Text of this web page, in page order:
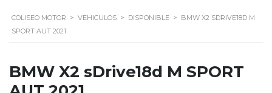
COLISEO MOTOR > VEHICULOS > DISPONIBLE > BMW X2 SDRIVE18D M
SPORT AUT 2021
BMW X2 sDrive18d M SPORT